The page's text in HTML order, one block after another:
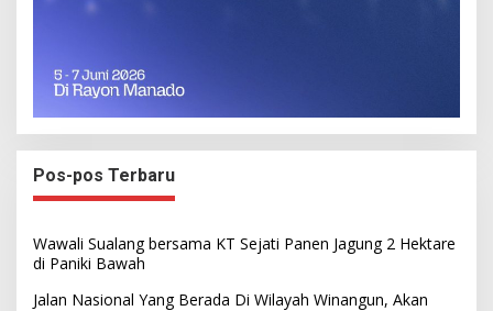
Pos-pos Terbaru
Wawali Sualang bersama KT Sejati Panen Jagung 2 Hektare
di Paniki Bawah
Jalan Nasional Yang Berada Di Wilayah Winangun, Akan